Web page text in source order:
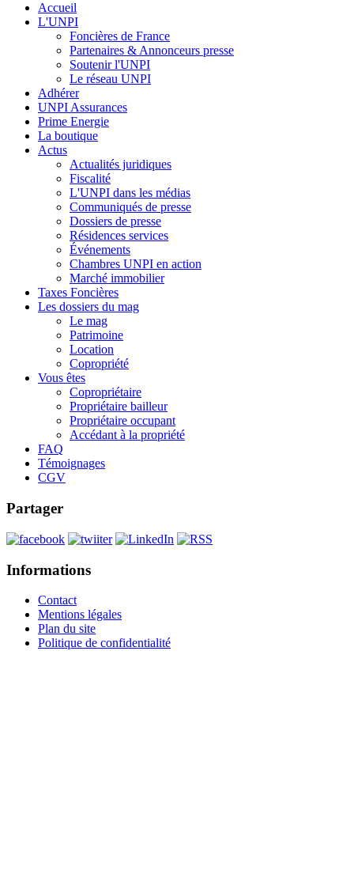
Accueil
L'UNPI
Foncières de France
Partenaires & Annonceurs presse
Soutenir l'UNPI
Le réseau UNPI
Adhérer
UNPI Assurances
Prime Energie
La boutique
Actus
Actualités juridiques
Fiscalité
L'UNPI dans les médias
Communiqués de presse
Dossiers de presse
Résidences services
Événements
Chambres UNPI en action
Marché immobilier
Taxes Foncières
Les dossiers du mag
Le mag
Patrimoine
Location
Copropriété
Vous êtes
Copropriétaire
Propriétaire bailleur
Propriétaire occupant
Accédant à la propriété
FAQ
Témoignages
CGV
Partager
Informations
Contact
Mentions légales
Plan du site
Politique de confidentialité